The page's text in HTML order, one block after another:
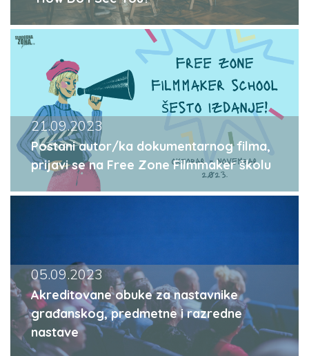
21.09.2023
Postani autor/ka dokumentarnog filma,
prijavi se na Free Zone Filmmaker školu
05.09.2023
Akreditovane obuke za nastavnike
građanskog, predmetne i razredne
nastave